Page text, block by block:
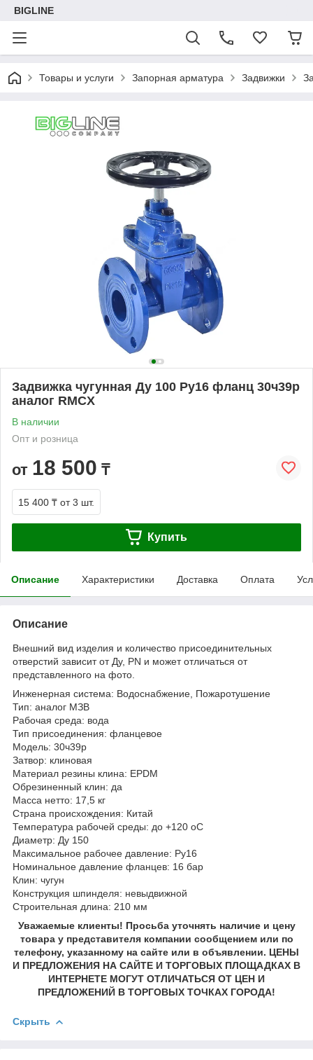
BIGLINE
Товары и услуги Запорная арматура Задвижки
Задвижка чугунная Ду 100 Ру16 фланц 30ч39р
аналог RMCX
В наличии
Опт и розница
от 18 500 ₸
15 400 ₸ от 3 шт.
Купить
Описание Характеристики Доставка Оплата
Описание
Внешний вид изделия и количество присоединительных
отверстий зависит от Ду, PN и может отличаться от
представленного на фото.
Инженерная система: Водоснабжение, Пожаротушение
Тип: аналог МЗВ
Рабочая среда: вода
Тип присоединения: фланцевое
Модель: 30ч39р
Затвор: клиновая
Материал резины клина: EPDM
Обрезиненный клин: да
Масса нетто: 17,5 кг
Страна происхождения: Китай
Температура рабочей среды: до +120 oC
Диаметр: Ду 150
Максимальное рабочее давление: Ру16
Номинальное давление фланцев: 16 бар
Клин: чугун
Конструкция шпинделя: невыдвижной
Строительная длина: 210 мм
Уважаемые клиенты! Просьба уточнять наличие и цену
товара у представителя компании сообщением или по
телефону, указанному на сайте или в объявлении. ЦЕНЫ
И ПРЕДЛОЖЕНИЯ НА САЙТЕ И ТОРГОВЫХ ПЛОЩАДКАХ В
ИНТЕРНЕТЕ МОГУТ ОТЛИЧАТЬСЯ ОТ ЦЕН И
ПРЕДЛОЖЕНИЙ В ТОРГОВЫХ ТОЧКАХ ГОРОДА!
Скрыть